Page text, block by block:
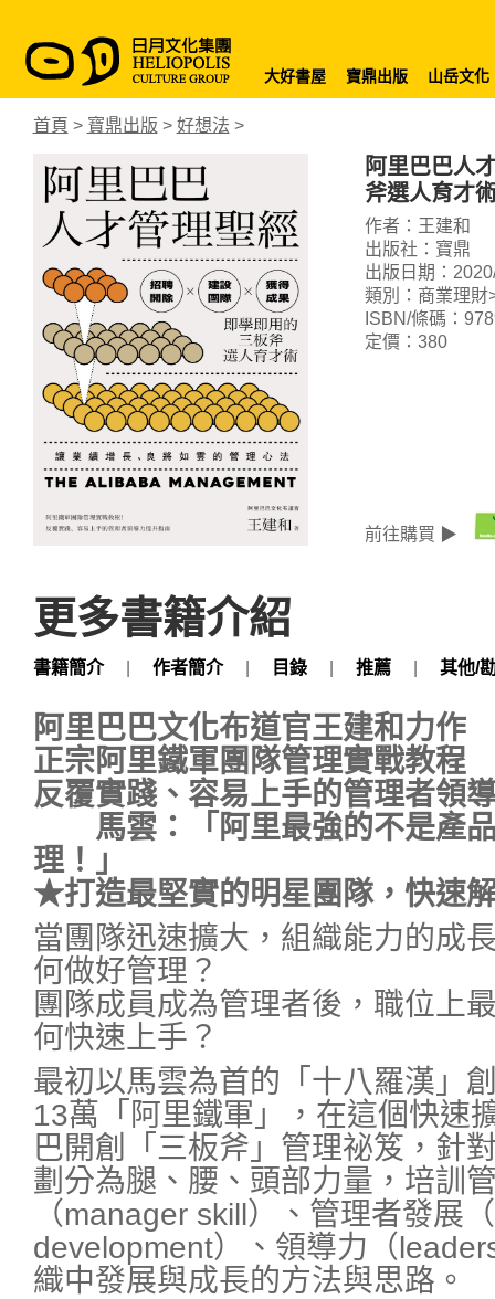
大好書屋 寶鼎出版 山岳文化
首頁 > 寶鼎出版 > 好想法 >
阿里巴巴人
斧選人育才
作者：王建和
出版社：寶鼎
出版日期：
類別：商業理財
ISBN/條碼：
定價：380
前往購買 ▶
更多書籍介紹
書籍簡介 作者簡介 目錄 推薦 其他/
阿里巴巴文化布道官王建和力作
正宗阿里鐵軍團隊管理實戰教程
反覆實踐、容易上手的管理者領
馬雲：「阿里最強的不是產品
理！」
★打造最堅實的明星團隊，快速
當團隊迅速擴大，組織能力的成
何做好管理？
團隊成員成為管理者後，職位上
何快速上手？
最初以馬雲為首的「十八羅漢」
13萬「阿里鐵軍」，在這個快速
巴開創「三板斧」管理祕笈，針
劃分為腿、腰、頭部力量，培訓
（manager skill）、管理者發展
development）、領導力（
織中發展與成長的方法與思路。